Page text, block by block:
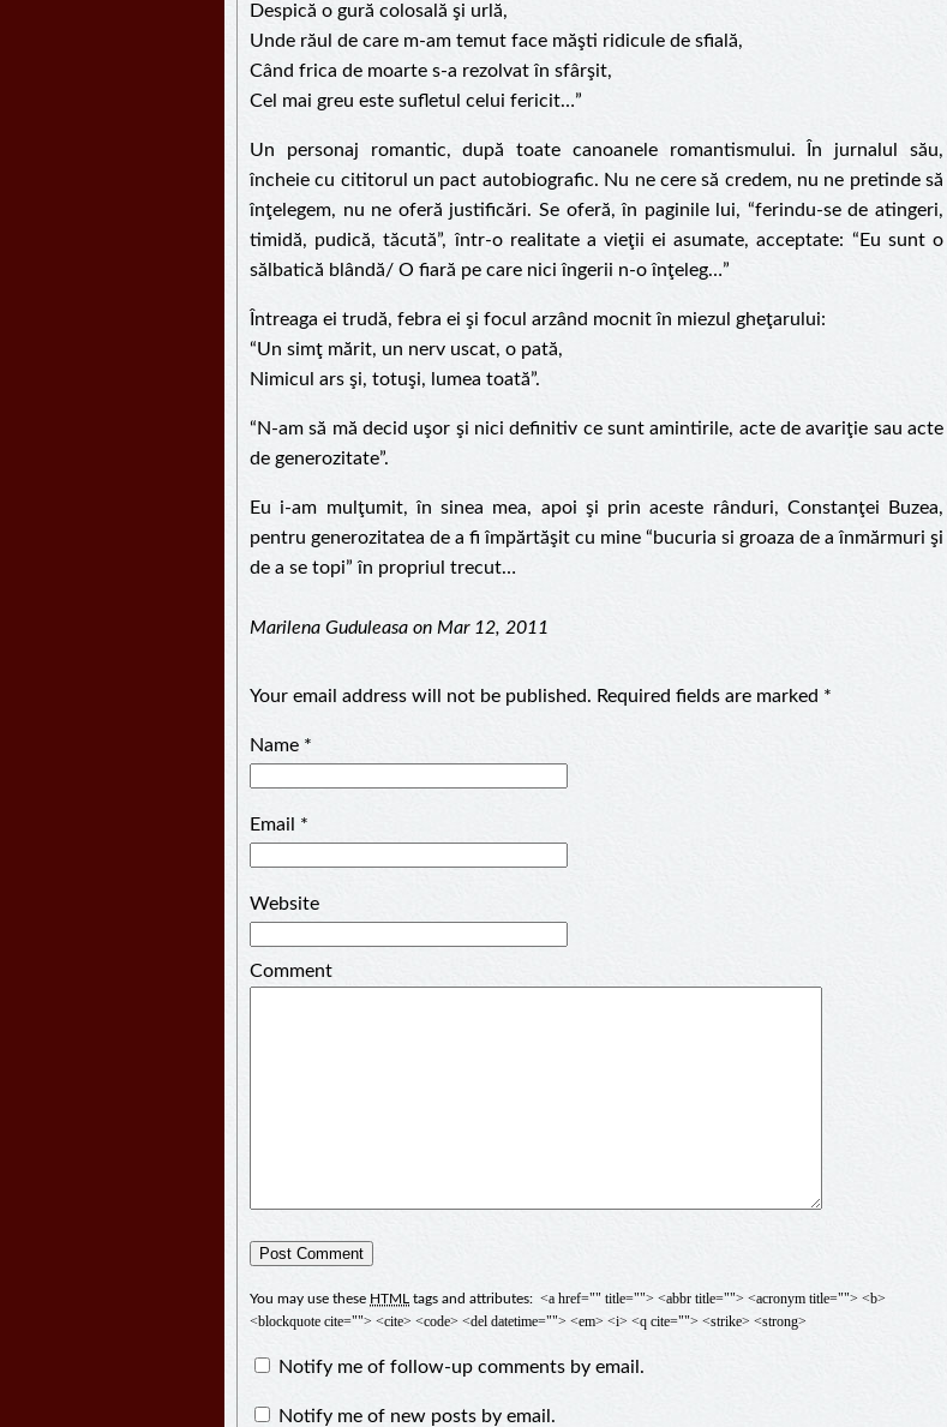
Despică o gură colosală şi urlă,
Unde răul de care m-am temut face măşti ridicule de sfială,
Când frica de moarte s-a rezolvat în sfârşit,
Cel mai greu este sufletul celui fericit…”
Un personaj romantic, după toate canoanele romantismului. În jurnalul său,
încheie cu cititorul un pact autobiografic. Nu ne cere să credem, nu ne pretinde să
înţelegem, nu ne oferă justificări. Se oferă, în paginile lui, “ferindu-se de atingeri,
timidă, pudică, tăcută”, într-o realitate a vieţii ei asumate, acceptate: “Eu sunt o
sălbatică blândă/ O fiară pe care nici îngerii n-o înţeleg…”
Întreaga ei trudă, febra ei şi focul arzând mocnit în miezul gheţarului:
“Un simţ mărit, un nerv uscat, o pată,
Nimicul ars şi, totuşi, lumea toată”.
“N-am să mă decid uşor şi nici definitiv ce sunt amintirile, acte de avariţie sau acte
de generozitate”.
Eu i-am mulţumit, în sinea mea, apoi şi prin aceste rânduri, Constanţei Buzea,
pentru generozitatea de a fi împărtăşit cu mine “bucuria si groaza de a înmărmuri şi
de a se topi” în propriul trecut…
Marilena Guduleasa on Mar 12, 2011
Your email address will not be published. Required fields are marked *
Name *
Email *
Website
Comment
You may use these HTML tags and attributes: <a href="" title=""> <abbr title=""> <acronym title=""> <b>
<blockquote cite=""> <cite> <code> <del datetime=""> <em> <i> <q cite=""> <strike> <strong>
Notify me of follow-up comments by email.
Notify me of new posts by email.